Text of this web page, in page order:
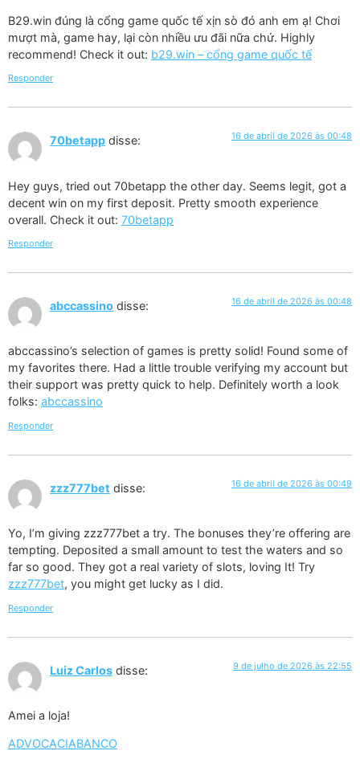
B29.win đúng là cổng game quốc tế xịn sò đó anh em ạ! Chơi
mượt mà, game hay, lại còn nhiều ưu đãi nữa chứ. Highly
recommend! Check it out: b29.win – cổng game quốc tế
Responder
70betapp disse: 16 de abril de 2026 às 00:48
Hey guys, tried out 70betapp the other day. Seems legit, got a
decent win on my first deposit. Pretty smooth experience
overall. Check it out: 70betapp
Responder
abccassino disse: 16 de abril de 2026 às 00:48
abccassino’s selection of games is pretty solid! Found some of
my favorites there. Had a little trouble verifying my account but
their support was pretty quick to help. Definitely worth a look
folks: abccassino
Responder
zzz777bet disse: 16 de abril de 2026 às 00:49
Yo, I’m giving zzz777bet a try. The bonuses they’re offering are
tempting. Deposited a small amount to test the waters and so
far so good. They got a real variety of slots, loving It! Try
zzz777bet, you might get lucky as I did.
Responder
Luiz Carlos disse: 9 de julho de 2026 às 22:55
Amei a loja!
ADVOCACIABANCO